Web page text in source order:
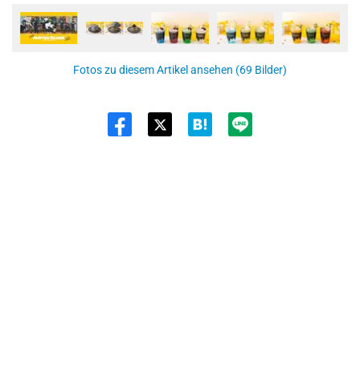
Fotos zu diesem Artikel ansehen (69 Bilder)